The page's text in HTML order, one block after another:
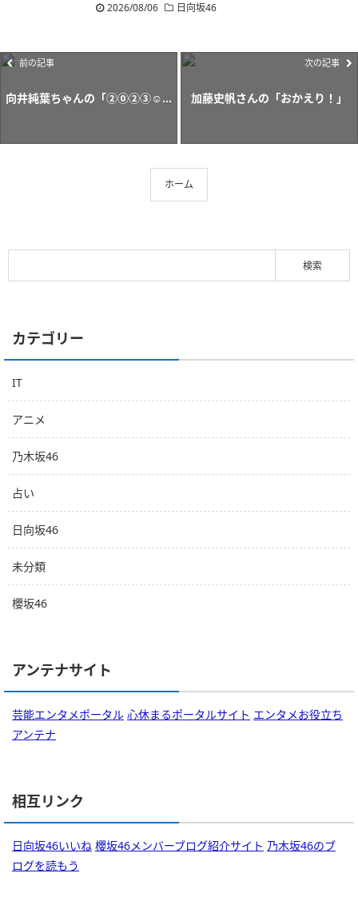
2026/08/06
日向坂46
前の記事
向井純葉ちゃんの「②⓪②③☺...
次の記事
加藤史帆さんの「おかえり！」
ホーム
カテゴリー
IT
アニメ
乃木坂46
占い
日向坂46
未分類
櫻坂46
アンテナサイト
芸能エンタメポータル 心休まるポータルサイト エンタメお役立ち
アンテナ
相互リンク
日向坂46いいね 櫻坂46メンバーブログ紹介サイト 乃木坂46のブ
ログを読もう